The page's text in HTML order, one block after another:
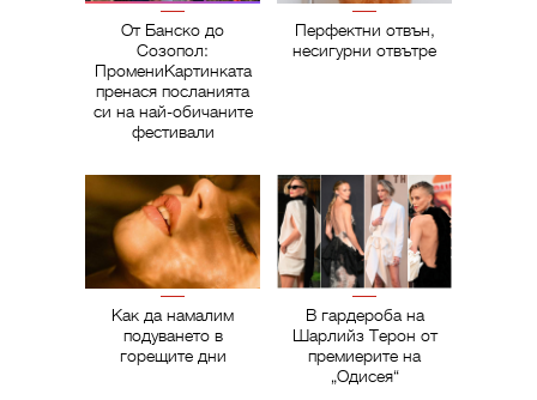
От Банско до
Созопол:
ПромениКартинката
пренася посланията
си на най-обичаните
фестивали
Перфектни отвън,
несигурни отвътре
Как да намалим
подуването в
горещите дни
В гардероба на
Шарлийз Терон от
премиерите на
„Одисея“